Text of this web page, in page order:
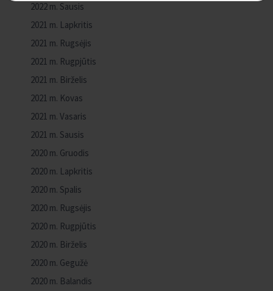
2022 m. Sausis
2021 m. Lapkritis
2021 m. Rugsėjis
2021 m. Rugpjūtis
2021 m. Birželis
2021 m. Kovas
2021 m. Vasaris
2021 m. Sausis
2020 m. Gruodis
2020 m. Lapkritis
2020 m. Spalis
2020 m. Rugsėjis
2020 m. Rugpjūtis
2020 m. Birželis
2020 m. Gegužė
2020 m. Balandis